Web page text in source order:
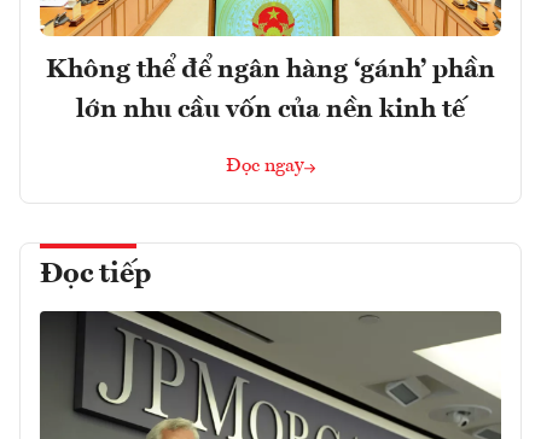
Không thể để ngân hàng ‘gánh’ phần
lớn nhu cầu vốn của nền kinh tế
Đọc ngay
Đọc tiếp